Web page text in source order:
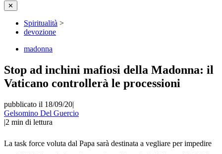
✕
Spiritualità >
devozione
madonna
Stop ad inchini mafiosi della Madonna: il
Vaticano controllerà le processioni
pubblicato il 18/09/20|
Gelsomino Del Guercio
|2 min di lettura
La task force voluta dal Papa sarà destinata a vegliare per impedire